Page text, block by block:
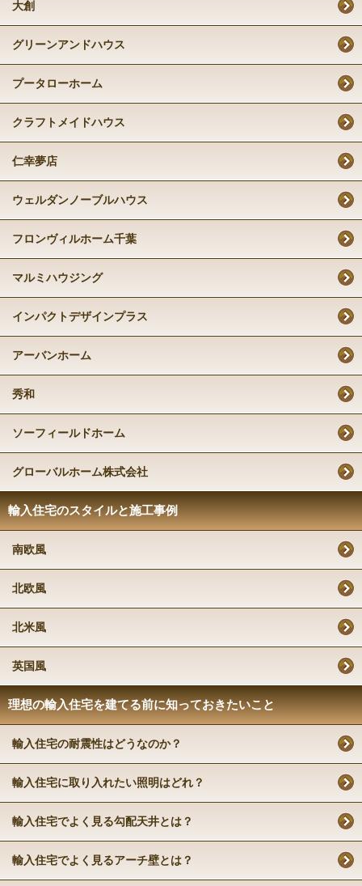
大創
グリーンアンドハウス
プータローホーム
クラフトメイドハウス
仁幸夢店
ウェルダンノーブルハウス
フロンヴィルホーム千葉
マルミハウジング
インパクトデザインプラス
アーバンホーム
秀和
ソーフィールドホーム
グローバルホーム株式会社
輸入住宅のスタイルと施工事例
南欧風
北欧風
北米風
英国風
理想の輸入住宅を建てる前に知っておきたいこと
輸入住宅の耐震性はどうなのか？
輸入住宅に取り入れたい照明はどれ？
輸入住宅でよく見る勾配天井とは？
輸入住宅でよく見るアーチ壁とは？